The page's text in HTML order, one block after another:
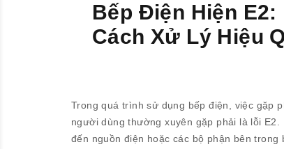
Bếp Điện Hiện E2:
Cách Xử Lý Hiệu
Trong quá trình sử dụng bếp điện, việc gặp
người dùng thường xuyên gặp phải là lỗi
đến nguồn điện hoặc các bộ phận bên